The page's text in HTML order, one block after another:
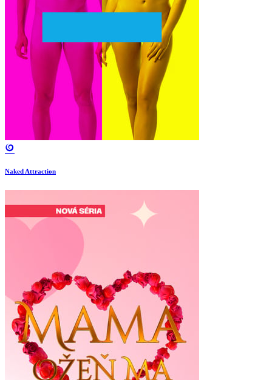
Naked Attraction